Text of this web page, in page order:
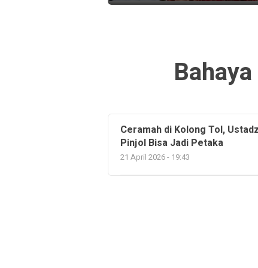
Ceramah di Kolong Tol,
Pinjol Bisa Jadi Petaka
21 April 2026 - 19:43